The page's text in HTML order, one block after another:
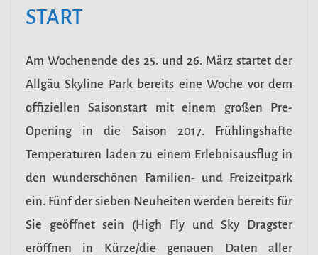
TART
Am Wochenende des 25. und 26. März startet der
Allgäu Skyline Park bereits eine Woche vor dem
offiziellen Saisonstart mit einem großen Pre-
Opening in die Saison 2017. Frühlingshafte
Temperaturen laden zu einem Erlebnisausflug in
den wunderschönen Familien- und Freizeitpark
ein. Fünf der sieben Neuheiten werden bereits für
Sie geöffnet sein (High Fly und Sky Dragster
eröffnen in Kürze/die genauen Daten aller